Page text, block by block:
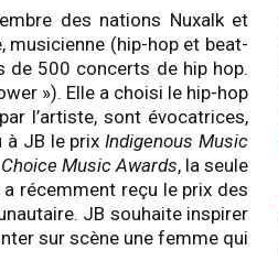
des nations Nuxalk et
musicienne (hip-hop et beat-
de 500 concerts de hip hop.
»). Elle a choisi le hip-hop
l’artiste, sont évocatrices,
à JB le prixIndigenous Music
Music Awards, la seule
récemment reçu le prix des
JB souhaite inspirer
sur scène une femme qui